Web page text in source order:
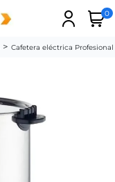
0
Cafetera eléctrica